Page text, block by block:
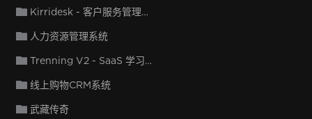
Kirridesk - 客户服务管理系统
人力资源管理系统
Trenning V2 - SaaS 学习管理系统
线上购物CRM系统
武藏传奇